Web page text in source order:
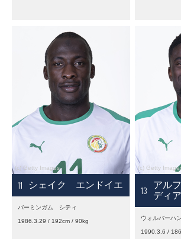
11 シェイク エンドイエ
バーミンガム シティ
1986.3.29 / 192cm / 90kg
13
アル
ディ
ウォルバーハ
1990.3.6 /